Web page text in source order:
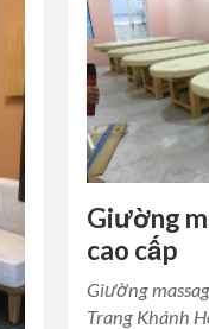
Giường
cao cấp
Giường
Trang Khánh